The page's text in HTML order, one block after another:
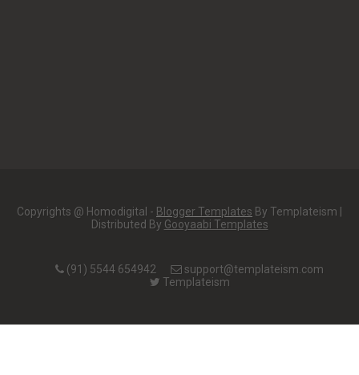
Copyrights @ Homodigital - Blogger Templates By Templateism |
Distributed By Gooyaabi Templates
(91) 5544 654942
support@templateism.com
Templateism